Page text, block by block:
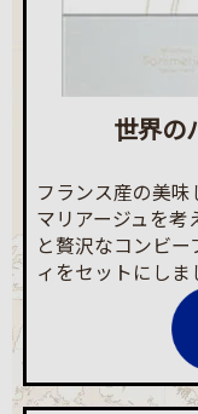
世界の
フランス産の美
マリアージュを考
と贅沢なコンビ
ィをセットにしま